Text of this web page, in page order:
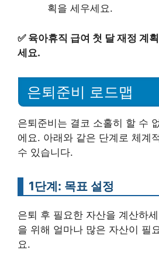
획을 세우세요.
✅ 육아휴직 급여 첫 달 재정 계
세요.
은퇴준비 로드맵
은퇴준비는 결코 소홀히 할 수
에요. 아래와 같은 단계로 체계
수 있습니다.
1단계: 목표 설정
은퇴 후 필요한 자산을 계산하
을 위해 얼마나 많은 자산이 필
요.